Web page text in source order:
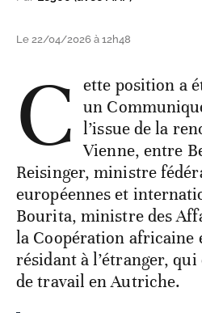
Le 22/04/2026 à 12h48
C ette position a
un
l’issue de la
Vienne, entre
Reisinger, ministre
européennes et
Bourita, ministre des
la Coopération africaine
résidant à l’étranger,
de travail en Autriche.